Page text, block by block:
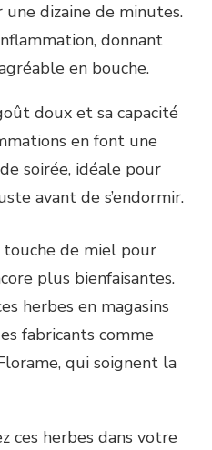
une dizaine de minutes.
donnant
en bouche.
doux et sa capacité
en font une
soirée, idéale pour
avant de s’endormir.
touche de miel pour
plus bienfaisantes.
herbes en magasins
fabricants comme
qui soignent la
ces herbes dans votre